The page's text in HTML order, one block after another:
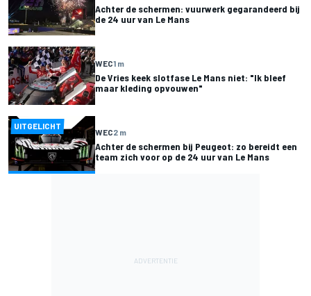
Achter de schermen: vuurwerk gegarandeerd bij
de 24 uur van Le Mans
WEC1 m
De Vries keek slotfase Le Mans niet: "Ik bleef
maar kleding opvouwen"
UITGELICHT
WEC2 m
Achter de schermen bij Peugeot: zo bereidt een
team zich voor op de 24 uur van Le Mans